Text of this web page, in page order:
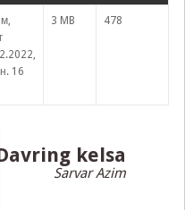
16
3 MB 478
kelsa
Sarvar Azim